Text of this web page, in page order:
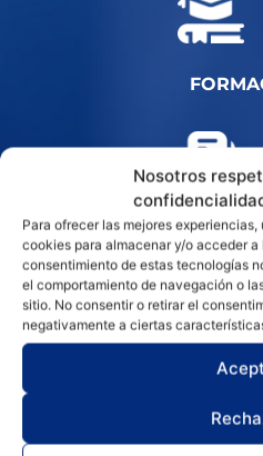
Nosotros
Para ofrecer las mejores
cookies para almacenar y/o acceder
consentimiento de estas tecnologías
el comportamiento de navegación o
sitio. No consentir o retirar el
negativamente a ciertas
SERVICIO